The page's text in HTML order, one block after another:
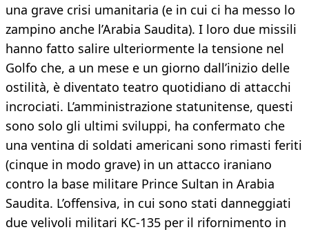
una grave crisi umanitaria (e in cui ci ha messo lo
zampino anche l’Arabia Saudita). I loro due missili
hanno fatto salire ulteriormente la tensione nel
Golfo che, a un mese e un giorno dall’inizio delle
ostilità, è diventato teatro quotidiano di attacchi
incrociati. L’amministrazione statunitense, questi
sono solo gli ultimi sviluppi, ha confermato che
una ventina di soldati americani sono rimasti feriti
(cinque in modo grave) in un attacco iraniano
contro la base militare Prince Sultan in Arabia
Saudita. L’offensiva, in cui sono stati danneggiati
due velivoli militari KC-135 per il rifornimento in